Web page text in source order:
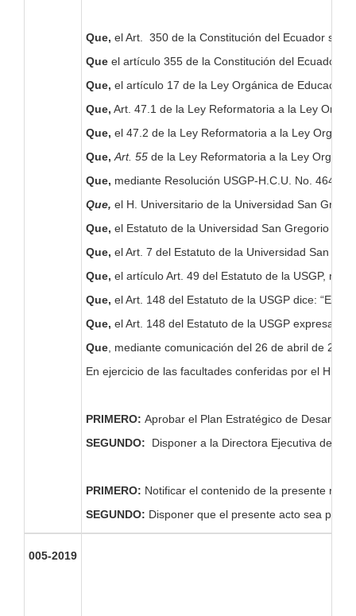
Que, el Art. 350 de la Constitución del Ecuador
Que el artículo 355 de la Constitución del Ecuador,
Que, el artículo 17 de la Ley Orgánica de Educación
Que, Art. 47.1 de la Ley Reformatoria a la Ley
Que, el 47.2 de la Ley Reformatoria a la Ley
Que,Art. 55 de la Ley Reformatoria a la Ley
Que, mediante Resolución USGP-H.C.U. No. 464-
Que, el H. Universitario de la Universidad San
Que, el Estatuto de la Universidad San Gregorio de
Que, el Art. 7 del Estatuto de la Universidad San
Que, el artículo Art. 49 del Estatuto de la USGP,
Que, el Art. 148 del Estatuto de la USGP dice: “El
Que, el Art. 148 del Estatuto de la USGP expresa:
Que, mediante comunicación del 26 de abril de
En ejercicio de las facultades conferidas por el H.
PRIMERO: Aprobar el Plan Estratégico de
SEGUNDO: Disponer a la Directora Ejecutiva del
PRIMERO: Notificar el contenido de la presente
SEGUNDO: Disponer que el presente acto sea
005-2019